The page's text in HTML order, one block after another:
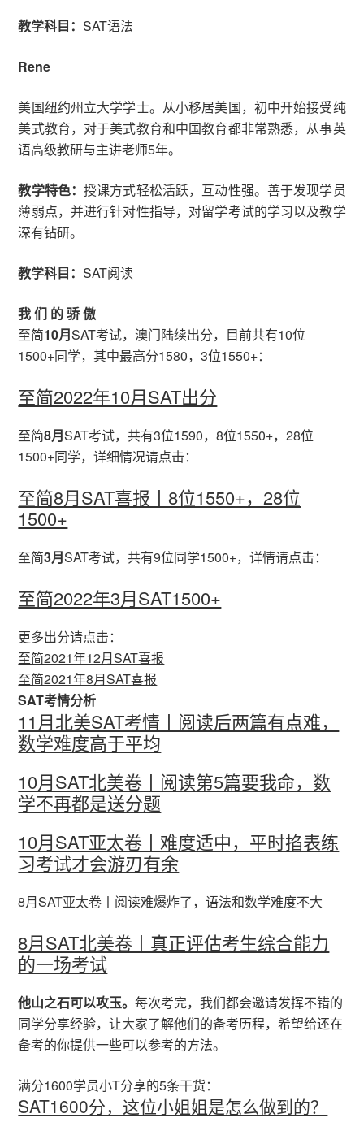
教学科目：SAT语法
Rene
美国纽约州立大学学士。从小移居美国，初中开始接受纯
美式教育，对于美式教育和中国教育都非常熟悉，从事英
语高级教研与主讲老师5年。
教学特色：授课方式轻松活跃，互动性强。善于发现学员
薄弱点，并进行针对性指导，对留学考试的学习以及教学
深有钻研。
教学科目：SAT阅读
我 们 的 骄 傲
至简10月SAT考试，澳门陆续出分，目前共有10位
1500+同学，其中最高分1580，3位1550+：
至简2022年10月SAT出分
至简8月SAT考试，共有3位1590，8位1550+，28位
1500+同学，详细情况请点击：
至简8月SAT喜报丨8位1550+，28位
1500+
至简3月SAT考试，共有9位同学1500+，详情请点击：
至简2022年3月SAT1500+
更多出分请点击：
至简2021年12月SAT喜报
至简2021年8月SAT喜报
SAT考情分析
11月北美SAT考情丨阅读后两篇有点难，
数学难度高于平均
10月SAT北美卷丨阅读第5篇要我命，数
学不再都是送分题
10月SAT亚太卷丨难度适中，平时掐表练
习考试才会游刃有余
8月SAT亚太卷丨阅读难爆炸了，语法和数学难度不大
8月SAT北美卷丨真正评估考生综合能力
的一场考试
他山之石可以攻玉。每次考完，我们都会邀请发挥不错的
同学分享经验，让大家了解他们的备考历程，希望给还在
备考的你提供一些可以参考的方法。
满分1600学员小T分享的5条干货：
SAT1600分，这位小姐姐是怎么做到的？